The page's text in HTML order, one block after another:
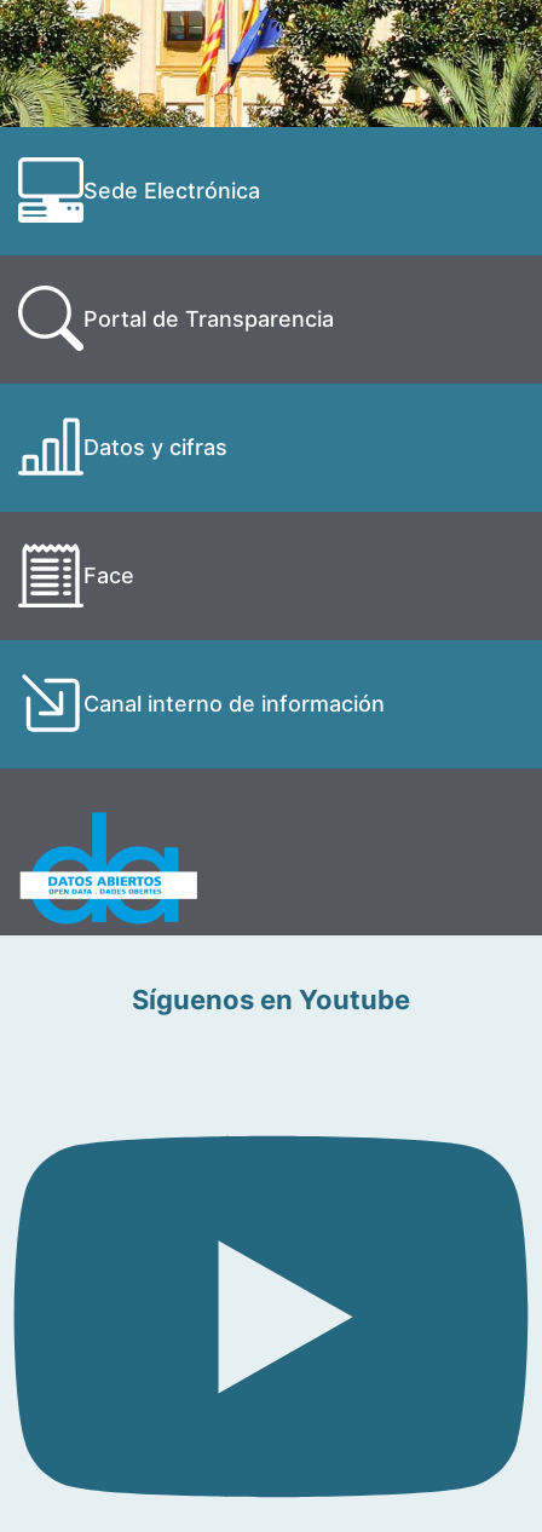
Sede Electrónica
Portal de Transparencia
Datos y cifras
Face
Canal interno de información
Síguenos en Youtube